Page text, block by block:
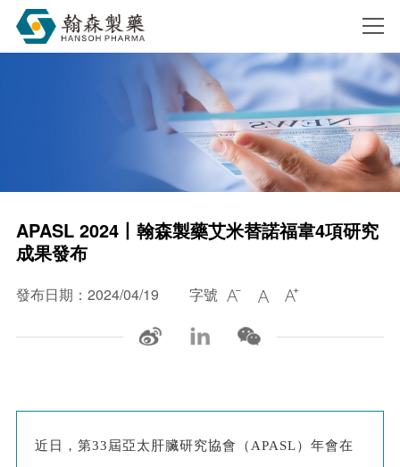
APASL 2024丨翰森製藥艾米替諾福韋4項研究
成果發布
發布日期：2024/04/19 字號   
近日，第33屆亞太肝臟研究協會（APASL）年會在